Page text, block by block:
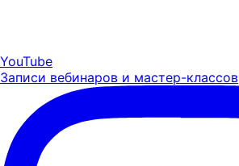
YouTube
Записи вебинаров и мастер-классов